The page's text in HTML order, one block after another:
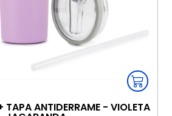
TAPA ANTIDERRAME - VIOLETA